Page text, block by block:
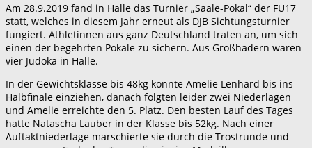
Am 28.9.2019 fand in Halle das Turnier „Saale-Pokal“ der FU17
statt, welches in diesem Jahr erneut als DJB Sichtungsturnier
fungiert. Athletinnen aus ganz Deutschland traten an, um sich
einen der begehrten Pokale zu sichern. Aus Großhadern waren
vier Judoka in Halle.
In der Gewichtsklasse bis 48kg konnte Amelie Lenhard bis ins
Halbfinale einziehen, danach folgten leider zwei Niederlagen
und Amelie erreichte den 5. Platz. Den besten Lauf des Tages
hatte Natascha Lauber in der Klasse bis 52kg. Nach einer
Auftaktniederlage marschierte sie durch die Trostrunde und